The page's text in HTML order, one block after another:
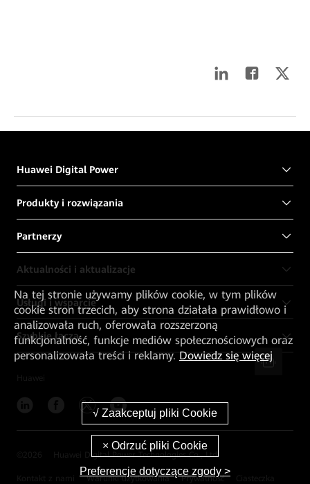
Huawei Digital Power
Produkty i rozwiązania
Partnerzy
Aktualności i aktualizacje
Usługi i wsparcie
Szybkie łącza
Huawei Digital Power Technologies Co., Ltd.
Warunki użytkowania Prywatność
Na tej stronie używamy plików cookie, w tym plików
cookie stron trzecich, aby strona działała prawidłowo i
analizowała ruch, oferowała rozszerzoną
funkcjonalność, funkcje mediów społecznościowych oraz
personalizowała treści i reklamy.Dowiedz się więcej
Preferencje dotyczące zgody >